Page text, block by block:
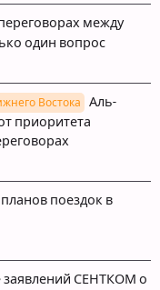
между
один вопрос
Востока
Аль-
приоритета
поездок в
СЕНТКОМ о